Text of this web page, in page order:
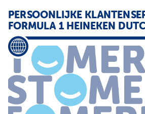
PERSOONLIJKE
FORMULA 1 HEINEKEN